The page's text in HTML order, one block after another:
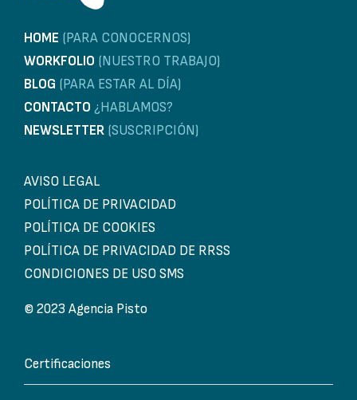
HOME (PARA CONOCERNOS)
WORKFOLIO (NUESTRO TRABAJO)
BLOG (PARA ESTAR AL DÍA)
CONTACTO ¿HABLAMOS?
NEWSLETTER (SUSCRIPCIÓN)
AVISO LEGAL
POLÍTICA DE PRIVACIDAD
POLÍTICA DE COOKIES
POLÍTICA DE PRIVACIDAD DE RRSS
CONDICIONES DE USO SMS
© 2023 Agencia Pisto
Certificaciones